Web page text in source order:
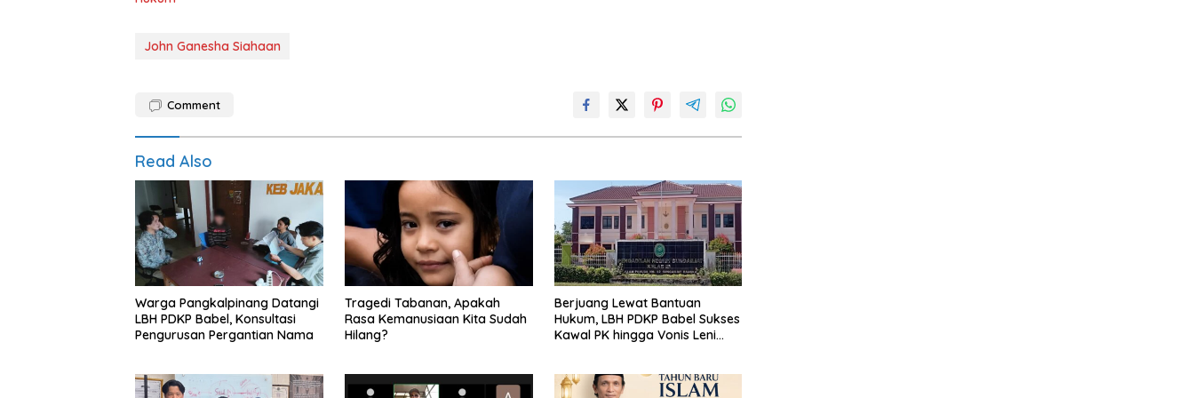
John Ganesha Siahaan
Comment
Read Also
Warga Pangkalpinang Datangi
LBH PDKP Babel, Konsultasi
Pengurusan Pergantian Nama
Tragedi Tabanan, Apakah
Rasa Kemanusiaan Kita Sudah
Hilang?
Berjuang Lewat Bantuan
Hukum, LBH PDKP Babel Sukses
Kawal PK hingga Vonis Leni